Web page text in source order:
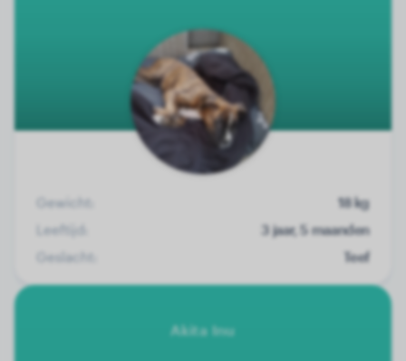
Gewicht:
18 kg
Leeftijd:
3 jaar, 5 maanden
Geslacht:
Teef
Akita Inu